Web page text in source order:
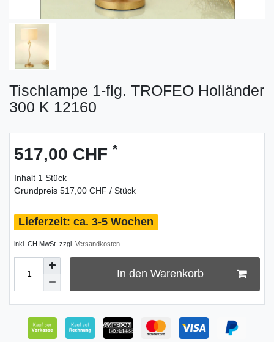
Tischlampe 1-flg. TROFEO Holländer
300 K 12160
517,00 CHF *
Inhalt 1 Stück
Grundpreis 517,00 CHF / Stück
ca. 3-5 Wochen
inkl. CH MwSt. zzgl. Versandkosten
In den Warenkorb